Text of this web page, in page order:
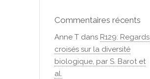
Commentaires récents
Anne T dans R129: Regards
croisés sur la diversité
biologique, par S. Barot et
al.